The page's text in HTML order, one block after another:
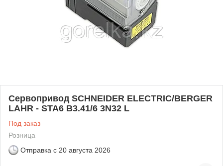
Сервопривод SCHNEIDER ELECTRIC/BERGER
LAHR - STA6 B3.41/6 3N32 L
Под заказ
Розница
Отправка с 20 августа 2026